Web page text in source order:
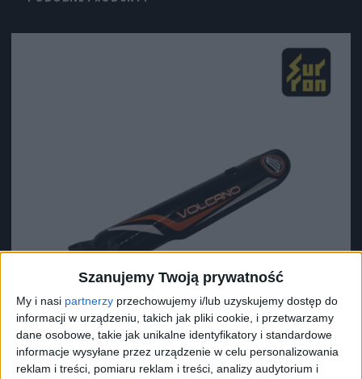
Szanujemy Twoją prywatność
My i nasi partnerzy przechowujemy i/lub uzyskujemy dostęp do
informacji w urządzeniu, takich jak pliki cookie, i przetwarzamy
dane osobowe, takie jak unikalne identyfikatory i standardowe
informacje wysyłane przez urządzenie w celu personalizowania
reklam i treści, pomiaru reklam i treści, analizy audytorium i